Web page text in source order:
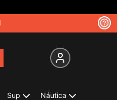
Sup Náutica